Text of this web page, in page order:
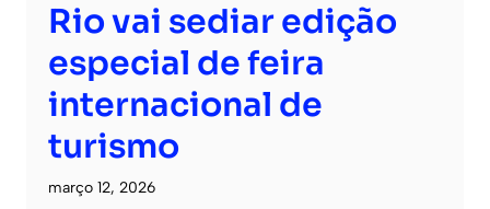
Rio vai sediar edição
especial de feira
internacional de
turismo
março 12, 2026